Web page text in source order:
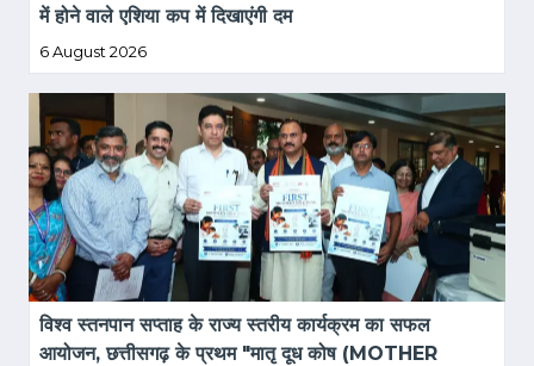
में होने वाले एशिया कप में दिखाएंगी दम
6 August 2026
विश्व स्तनपान सप्ताह के राज्य स्तरीय कार्यक्रम का सफल
आयोजन, छत्तीसगढ़ के प्रथम "मातृ दूध कोष (MOTHER